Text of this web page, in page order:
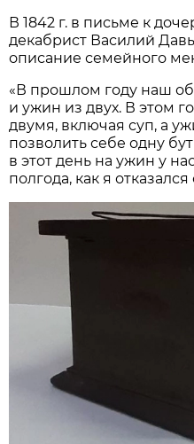
В 1842 г. в письме к
декабрист Василий
описание семейного
«В прошлом году наш
и ужин из двух. В этом
двумя, включая суп, а
позволить себе одну
в этот день на ужин у
полгода, как я отказался